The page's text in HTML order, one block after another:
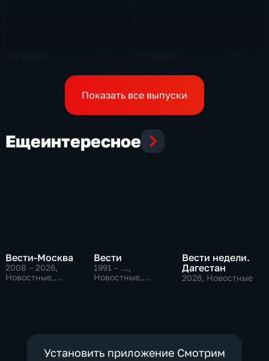
Показать все выпуски
Ещеинтересное
Вести-Москва
2008 – 2026,
Новостные,
Вести
1991 – …,
Новостные,
Вести недели.
Дагестан
2026, Новостные
Установить приложение Смотрим